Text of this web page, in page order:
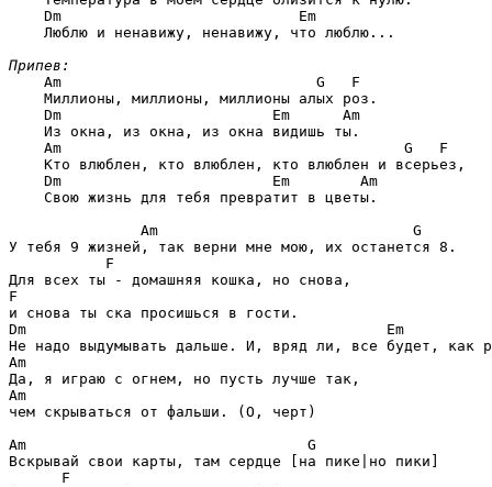
Dm                           Em
    Люблю и ненавижу, ненавижу, что люблю...
Припев:
Am                             G   F
    Миллионы, миллионы, миллионы алых роз.
Dm                        Em      Am
    Из окна, из окна, из окна видишь ты.
Am                                       G   F
    Кто влюблен, кто влюблен, кто влюблен и всерьез,
Dm                        Em        Am
    Свою жизнь для тебя превратит в цветы.
Am                             G
У тебя 9 жизней, так верни мне мою, их останется 8.
F
F
Dm                                         Em
Am
Am
чем скрываться от фальши. (О, черт)
Am                                G
Вскрывай свои карты, там сердце [на пике|но пики]
F